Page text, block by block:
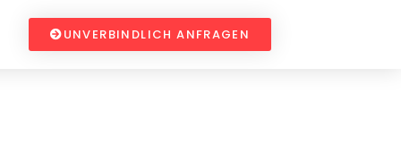
UNVERBINDLICH ANFRAGEN